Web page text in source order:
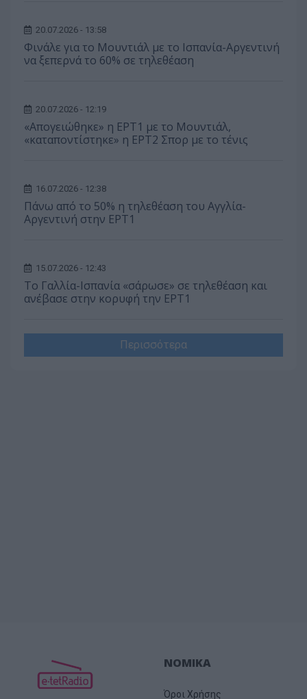
20.07.2026 - 13:58
Φινάλε για το Μουντιάλ με το Ισπανία-Αργεντινή
να ξεπερνά το 60% σε τηλεθέαση
20.07.2026 - 12:19
«Απογειώθηκε» η ΕΡΤ1 με το Μουντιάλ,
«καταποντίστηκε» η ΕΡΤ2 Σπορ με το τένις
16.07.2026 - 12:38
Πάνω από το 50% η τηλεθέαση του Αγγλία-
Αργεντινή στην ΕΡΤ1
15.07.2026 - 12:43
Το Γαλλία-Ισπανία «σάρωσε» σε τηλεθέαση και
ανέβασε στην κορυφή την ΕΡΤ1
Περισσότερα
ΝΟΜΙΚΑ
Όροι Χρήσης